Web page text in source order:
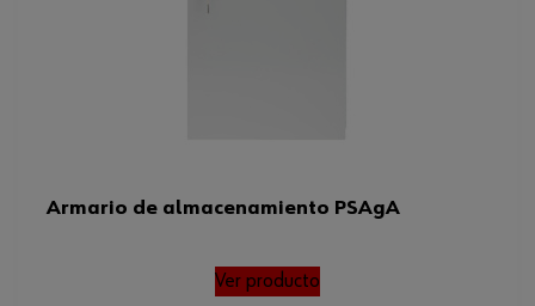
Armario de almacenamiento PSAgA
Ver producto